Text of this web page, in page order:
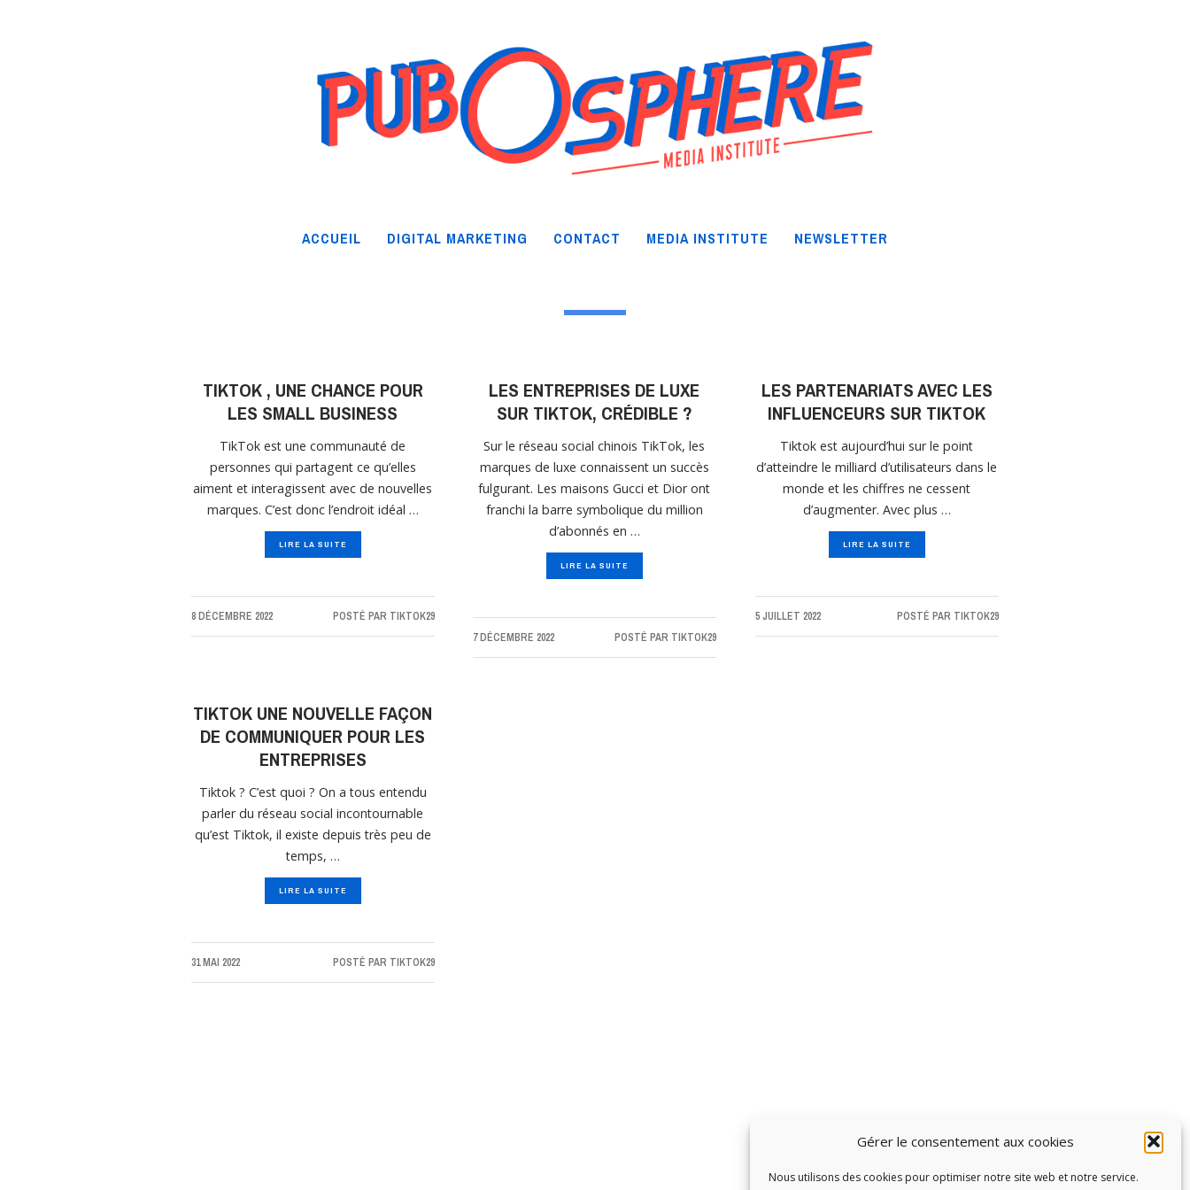
Gérer le consentement aux cookies
Nous utilisons des cookies pour optimiser notre site web et notre service.
ACCUEIL DIGITAL MARKETING CONTACT MEDIA INSTITUTE NEWSLETTER
TIKTOK , UNE CHANCE POUR
LES SMALL BUSINESS
TikTok est une communauté de
personnes qui partagent ce qu’elles
aiment et interagissent avec de nouvelles
marques. C’est donc l’endroit idéal …
LIRE LA SUITE
8 DÉCEMBRE 2022 POSTÉ PAR TIKTOK29
LES ENTREPRISES DE LUXE
SUR TIKTOK, CRÉDIBLE ?
Sur le réseau social chinois TikTok, les
marques de luxe connaissent un succès
fulgurant. Les maisons Gucci et Dior ont
franchi la barre symbolique du million
d’abonnés en …
LIRE LA SUITE
7 DÉCEMBRE 2022 POSTÉ PAR TIKTOK29
LES PARTENARIATS AVEC LES
INFLUENCEURS SUR TIKTOK
Tiktok est aujourd’hui sur le point
d’atteindre le milliard d’utilisateurs dans le
monde et les chiffres ne cessent
d’augmenter. Avec plus …
LIRE LA SUITE
5 JUILLET 2022 POSTÉ PAR TIKTOK29
TIKTOK UNE NOUVELLE FAÇON
DE COMMUNIQUER POUR LES
ENTREPRISES
Tiktok ? C’est quoi ? On a tous entendu
parler du réseau social incontournable
qu’est Tiktok, il existe depuis très peu de
temps, …
LIRE LA SUITE
31 MAI 2022 POSTÉ PAR TIKTOK29